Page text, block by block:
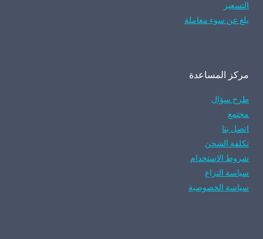
التسعير
بلغ عن سوء معاملة
مركز المساعدة
طرح سؤال
مجتمع
اتصل بنا
تكلفة الشحن
شروط الاستخدام
سياسة النزاع
سياسة الخصوصية